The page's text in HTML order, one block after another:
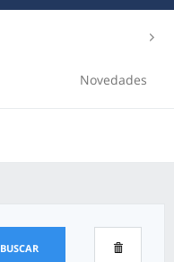
Novedades
BUSCAR